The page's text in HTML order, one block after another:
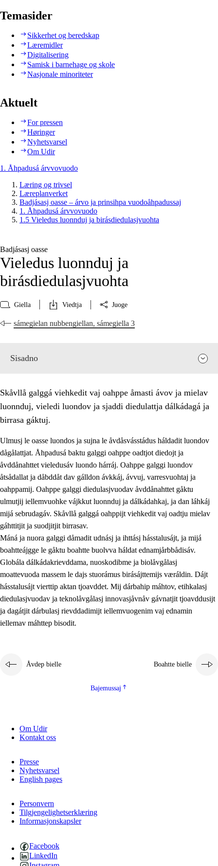
Temasider
Sikkerhet og beredskap
Læremidler
Digitalisering
Samisk i barnehage og skole
Nasjonale minoriteter
Aktuelt
For pressen
Høringer
Nyhetsvarsel
Om Udir
1. Åhpadusá árvvovuodo
Læring og trivsel
Læreplanverket
Badjásasj oasse – árvo ja prinsihpa vuodoåhpadussaj
1. Åhpadusá árvvovuodo
1.5 Vieledus luonnduj ja birásdiedulasjvuohta
Badjásasj oasse
Vieledus luonnduj ja
birásdiedulasjvuohta
Giella Viedtja Juoge
sámegielan nubbengiellan, sámegiella 3
Sisadno
1. Åhpadusá árvvovuodo
1.1 Almasjárvvo
1.2 Identitiehtta ja kultuvralasj moattevuohta
1.3 Lájttális ájádallam ja estetihkalasj diedulasjvuohta
1.4 Dahkamávvo, berustibme ja diehtemvájnogisvuohta
1.5 Vieledus luonnduj ja birásdiedulasjvuohta
1.6 Demokratijja ja oassálasstem
Skåvllå galggá viehkedit vaj oahppe åmasti ávov ja mielav
luonnduj, vieledi luondov ja sjaddi diedulattja dálkádagá ja
birrasa gáktuj.
Ulmusj le oasse luondos ja sujna le åvdåsvásstádus háldadit luondov
dågålattjat. Åhpadusá baktu galggi oahppe oadtjot diedojt ja
åvddånahttet vieledusáv luondo hárráj. Oahppe galggi luondov
åtsådallat ja dåbddåt dav gálldon ávkkáj, ávvuj, varresvuohtaj ja
oahppamij. Oahppe galggi diedulasjvuodav åvddånahttet gåktu
ulmutjij iellemvuohke vájkkut luonnduj ja dálkádahkaj, ja dan láhkáj
mijá sebrudagáv. Skåvllå galggá oahppijt viehkedit vaj oadtju mielav
gáhttitjit ja suodjitjit birrasav.
Máná ja nuora galggi dåmadit udnásj ja ihttásj hásstalusájt, ja mijá
boahtteájgge le gåktu boahtte buolvva háldat ednamjårbbådisáv.
Globála dálkádakrievddama, nuoskodibme ja biolåvgålasj
moattevuoda massem le dajs stuorámus birásájttemijs væráldin. Dájt
hásstalusájt vierttip aktan tjoavddet. Mij dárbahip máhtov, etihkalasj
diedulasjvuodav ja teknolåvgålasj innovasjåvnåv gávnatjit tjoavddusijt
ja dagátjit dárbulasj rievddadimijt iellemvuogenim vaj ednamin
iellemav máhttep bisodit.
Åvdep bielle Boahtte bielle
Bajemussaj
Om Udir
Kontakt oss
Presse
Nyhetsvarsel
English pages
Personvern
Tilgjengelighetserklæring
Informasjonskapsler
Facebook
LinkedIn